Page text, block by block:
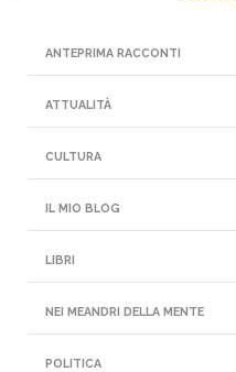
ANTEPRIMA RACCONTI
ATTUALITÀ
CULTURA
IL MIO BLOG
LIBRI
NEI MEANDRI DELLA MENTE
POLITICA